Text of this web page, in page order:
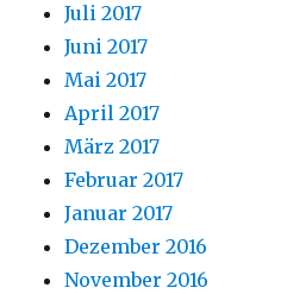
Juli 2017
Juni 2017
Mai 2017
April 2017
März 2017
Februar 2017
Januar 2017
Dezember 2016
November 2016